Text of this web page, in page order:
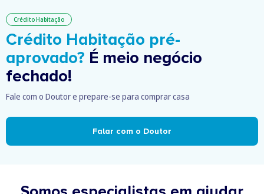
Crédito Habitação
Crédito Habitação pré-
aprovado? É meio negócio
fechado!
Fale com o Doutor e prepare-se para comprar casa
Falar com o Doutor